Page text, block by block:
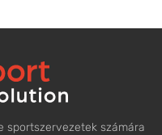
sportszervezetek számára